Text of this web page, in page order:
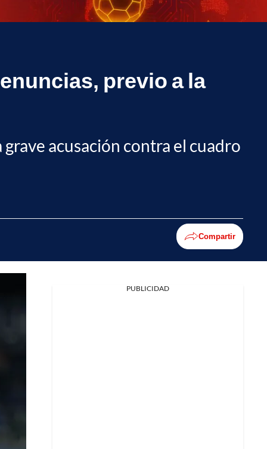
previo a la
grave acusación contra el cuadro
Compartir
PUBLICIDAD